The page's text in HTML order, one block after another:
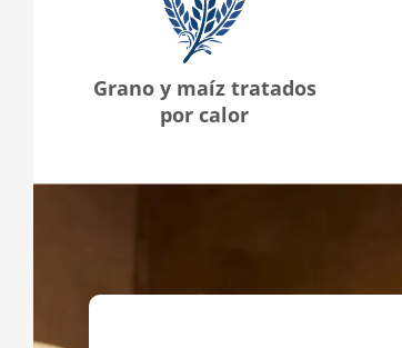
Grano y maíz tratados
por calor